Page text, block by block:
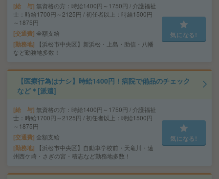
給 与 無資格の方：時給1400円～1750円 / 介護福祉
士：時給1700円～2125円 / 初任者以上：時給1500円
～1875円
交通費 全額支給
勤務地
【浜松市中央区】新浜松・上島・助信・八幡
など勤務地多数！
気になる!
【医療行為はナシ】時給1400円！病院で備品のチェック
など＊[派遣]
給 与 無資格の方：時給1400円～1750円 / 介護福祉
士：時給1700円～2125円 / 初任者以上：時給1500円
～1875円
交通費 全額支給
勤務地
【浜松市中央区】自動車学校前・天竜川・遠
州西ケ崎・さぎの宮・積志など勤務地多数！
気になる!